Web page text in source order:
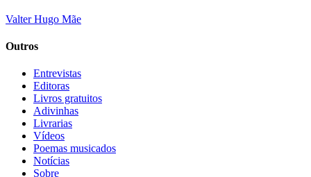
Valter Hugo Mãe
Outros
Entrevistas
Editoras
Livros gratuitos
Adivinhas
Livrarias
Vídeos
Poemas musicados
Notícias
Sobre